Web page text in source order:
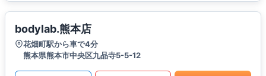
bodylab.熊本店
花畑町駅から車で4分
熊本県熊本市中央区九品寺5-5-12